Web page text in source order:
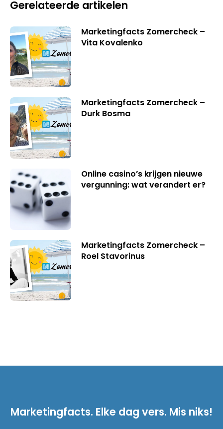
Gerelateerde artikelen
Marketingfacts Zomercheck –
Vita Kovalenko
Marketingfacts Zomercheck –
Durk Bosma
Online casino’s krijgen nieuwe
vergunning: wat verandert er?
Marketingfacts Zomercheck –
Roel Stavorinus
Marketingfacts. Elke dag vers. Mis niks!